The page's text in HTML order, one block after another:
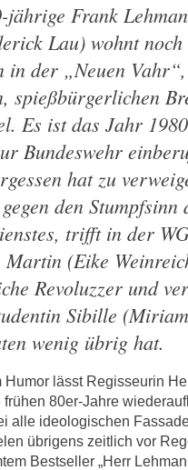
jährige Frank
Lau) wohnt noch
in der „Neuen
spießbürgerlichen
Es ist das Jahr
Bundeswehr
hat zu
den Stumpfsinn
trifft in der
Martin (Eike
Revoluzzer und
Sibille
wenig übrig hat.
Humor lässt Regisseurin
frühen 80er-Jahre
alle ideologischen
übrigens zeitlich vor
Bestseller „Herr